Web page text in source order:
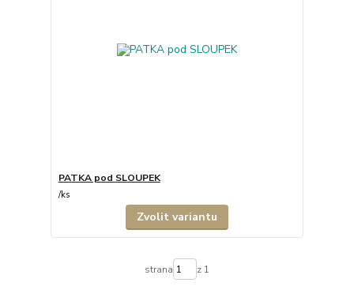
PATKA pod SLOUPEK
/ks
Zvolit variantu
strana z 1